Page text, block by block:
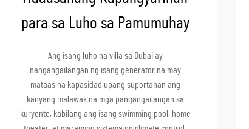
para sa Luho sa Pamumuhay
Ang isang luho na villa sa Dubai ay
nangangailangan ng isang generator na may
mataas na kapasidad upang suportahan ang
kanyang malawak na mga pangangailangan sa
kuryente, kabilang ang isang swimming pool, home